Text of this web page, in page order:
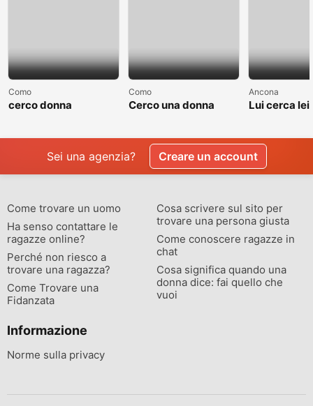
Como
cerco donna
Como
Cerco una donna
Ancona
Lui cerca lei
Sei una agenzia? Creare un account
Come trovare un uomo
Ha senso contattare le
ragazze online?
Perché non riesco a
trovare una ragazza?
Come Trovare una
Fidanzata
Cosa scrivere sul sito per
trovare una persona giusta
Come conoscere ragazze in
chat
Cosa significa quando una
donna dice: fai quello che
vuoi
Informazione
Norme sulla privacy